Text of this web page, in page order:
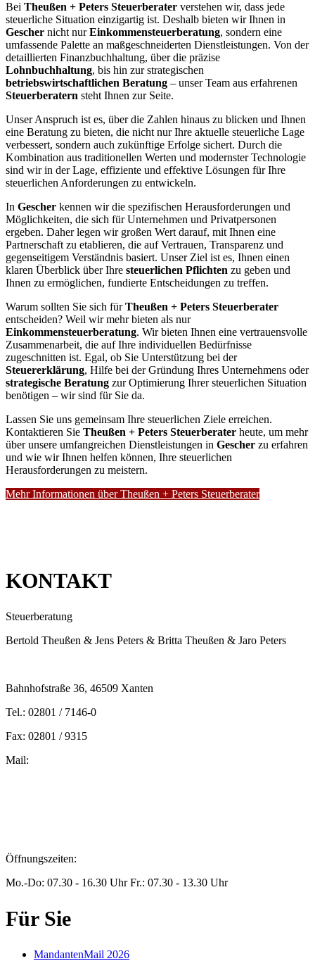
Bei Theußen + Peters Steuerberater verstehen wir, dass jede
steuerliche Situation einzigartig ist. Deshalb bieten wir Ihnen in
Gescher nicht nurEinkommensteuerberatung, sondern eine
umfassende Palette an maßgeschneiderten Dienstleistungen. Von der
detaillierten Finanzbuchhaltung, über die präzise
Lohnbuchhaltung, bis hin zur strategischen
betriebswirtschaftlichen Beratung – unser Team aus erfahrenen
Steuerberatern steht Ihnen zur Seite.
Unser Anspruch ist es, über die Zahlen hinaus zu blicken und Ihnen
eine Beratung zu bieten, die nicht nur Ihre aktuelle steuerliche Lage
verbessert, sondern auch zukünftige Erfolge sichert. Durch die
Kombination aus traditionellen Werten und modernster Technologie
sind wir in der Lage, effiziente und effektive Lösungen für Ihre
steuerlichen Anforderungen zu entwickeln.
In Gescher kennen wir die spezifischen Herausforderungen und
Möglichkeiten, die sich für Unternehmen und Privatpersonen
ergeben. Daher legen wir großen Wert darauf, mit Ihnen eine
Partnerschaft zu etablieren, die auf Vertrauen, Transparenz und
gegenseitigem Verständnis basiert. Unser Ziel ist es, Ihnen einen
klaren Überblick über Ihre steuerlichen Pflichten zu geben und
Ihnen zu ermöglichen, fundierte Entscheidungen zu treffen.
Warum sollten Sie sich fürTheußen + Peters Steuerberater
entscheiden? Weil wir mehr bieten als nur
Einkommensteuerberatung. Wir bieten Ihnen eine vertrauensvolle
Zusammenarbeit, die auf Ihre individuellen Bedürfnisse
zugeschnitten ist. Egal, ob Sie Unterstützung bei der
Steuererklärung, Hilfe bei der Gründung Ihres Unternehmens oder
strategische Beratung zur Optimierung Ihrer steuerlichen Situation
benötigen – wir sind für Sie da.
Lassen Sie uns gemeinsam Ihre steuerlichen Ziele erreichen.
Kontaktieren Sie Theußen + Peters Steuerberater heute, um mehr
über unsere umfangreichen Dienstleistungen in Gescher zu erfahren
und wie wir Ihnen helfen können, Ihre steuerlichen
Herausforderungen zu meistern.
Mehr Informationen über Theußen + Peters Steuerberater
KONTAKT
Steuerberatung
Bertold Theußen & Jens Peters & Britta Theußen & Jaro Peters
Bahnhofstraße 36, 46509 Xanten
Tel.: 02801 / 7146-0
Fax: 02801 / 9315
Mail:
Öffnungszeiten:
Mo.-Do: 07.30 - 16.30 Uhr Fr.: 07.30 - 13.30 Uhr
Für Sie
MandantenMail 2026